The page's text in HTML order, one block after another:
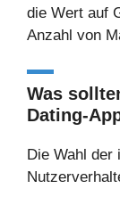
die Wert auf
Anzahl von
Was
Dating-
Die Wahl der